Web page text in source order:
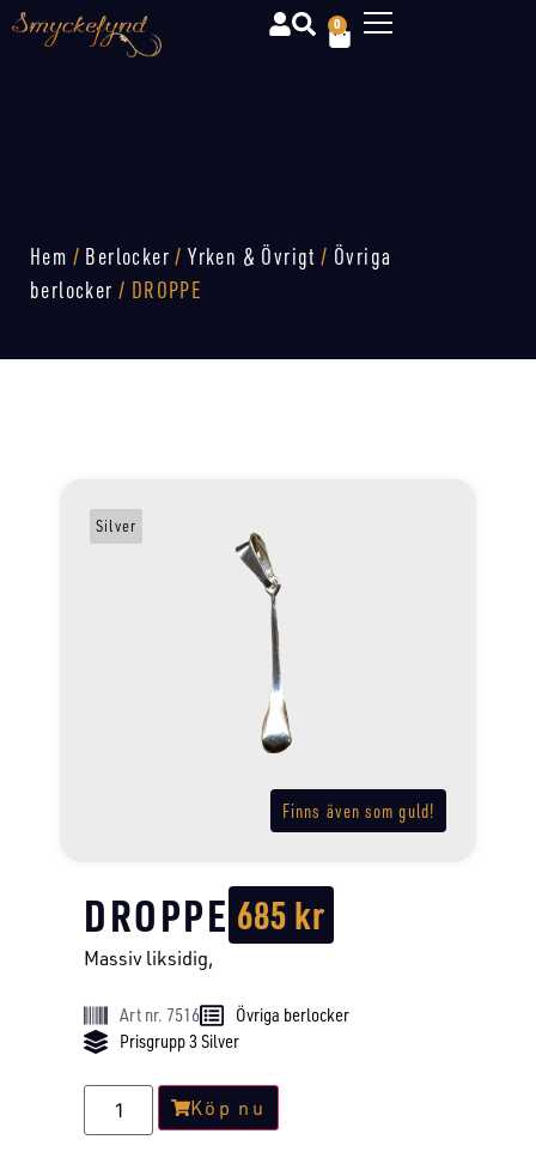
0
Hem / Berlocker /Yrken & Övrigt / Övriga
berlocker / DROPPE
Finns även som guld!
Silver
DROPPE 685kr
Massiv liksidig,
Art nr. 7516
Övriga berlocker
Prisgrupp 3 Silver
Köp nu